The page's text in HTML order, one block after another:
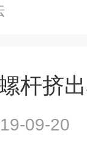
杆挤
09-